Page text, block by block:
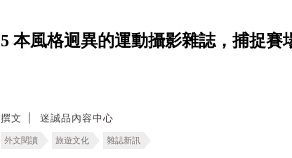
5 本風格迥異的運動攝影雜誌，捕捉
撰文 迷誠品內容中心
外文閱讀 旅遊文化 雜誌新訊